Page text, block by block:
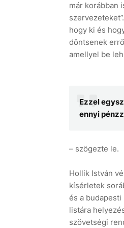
már korábban
hogy ki és
döntsenek
amellyel be
Ezzel
ennyi
– szögezte le.
Hollik István
kísérletek
és a
listára
szövetségi